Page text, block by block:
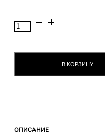
Babor
Power
В КОРЗИНУ
ОПИСАНИЕ